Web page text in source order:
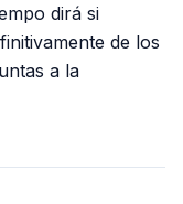
dirá si
de los
a la